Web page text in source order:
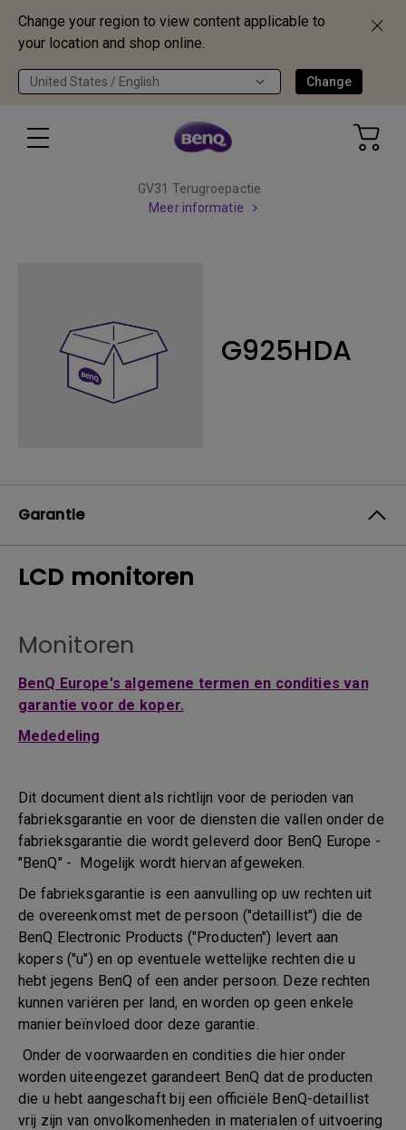
Change your region to view content applicable to
your location and shop online.
United States / English Change
GV31 Terugroepactie
Meer informatie
G925HDA
Garantie
LCD monitoren
Monitoren
BenQ Europe's algemene termen en condities van
garantie voor de koper.
Mededeling
Dit document dient als richtlijn voor de perioden van
fabrieksgarantie en voor de diensten die vallen onder de
fabrieksgarantie die wordt geleverd door BenQ Europe -
"BenQ" - Mogelijk wordt hiervan afgeweken.
De fabrieksgarantie is een aanvulling op uw rechten uit
de overeenkomst met de persoon ("detaillist") die de
BenQ Electronic Products ("Producten") levert aan
kopers ("u") en op eventuele wettelijke rechten die u
hebt jegens BenQ of een ander persoon. Deze rechten
kunnen variëren per land, en worden op geen enkele
manier beïnvloed door deze garantie.
Onder de voorwaarden en condities die hier onder
worden uiteengezet garandeert BenQ dat de producten
die u hebt aangeschaft bij een officiële BenQ-detaillist
vrij zijn van onvolkomenheden in materialen of uitvoering